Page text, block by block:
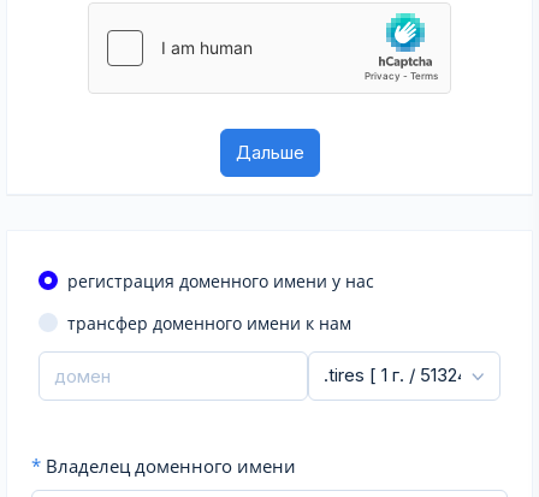
регистрация доменного имени у нас
трансфер доменного имени к нам
* Владелец доменного имени